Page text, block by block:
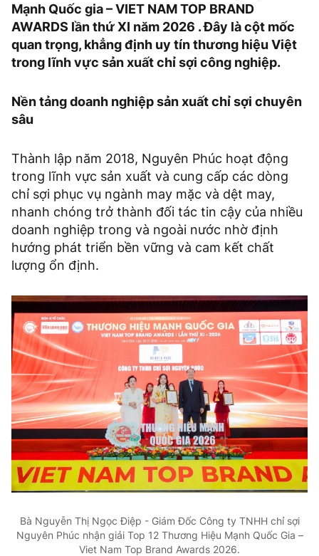
Mạnh Quốc gia – VIET NAM TOP BRAND
AWARDS lần thứ XI năm 2026 . Đây là cột mốc
quan trọng, khẳng định uy tín thương hiệu Việt
trong lĩnh vực sản xuất chỉ sợi công nghiệp.
Nền tảng doanh nghiệp sản xuất chỉ sợi chuyên
sâu
Thành lập năm 2018, Nguyên Phúc hoạt động
trong lĩnh vực sản xuất và cung cấp các dòng
chỉ sợi phục vụ ngành may mặc và dệt may,
nhanh chóng trở thành đối tác tin cậy của nhiều
doanh nghiệp trong và ngoài nước nhờ định
hướng phát triển bền vững và cam kết chất
lượng ổn định.
Bà Nguyễn Thị Ngọc Điệp - Giám Đốc Công ty TNHH chỉ sợi
Nguyên Phúc nhận giải Top 12 Thương Hiệu Mạnh Quốc Gia –
Viet Nam Top Brand Awards 2026.